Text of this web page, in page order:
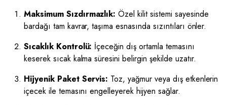
Maksimum Sızdırmazlık: Özel kilit sistemi sayesinde
bardağı tam kavrar, taşıma esnasında sızıntıları önler.
Sıcaklık Kontrolü: İçeceğin dış ortamla temasını
keserek sıcak kalma süresini belirgin şekilde uzatır.
Hijyenik Paket Servis: Toz, yağmur veya dış etkenlerin
içecek ile temasını engelleyerek hijyen sağlar.